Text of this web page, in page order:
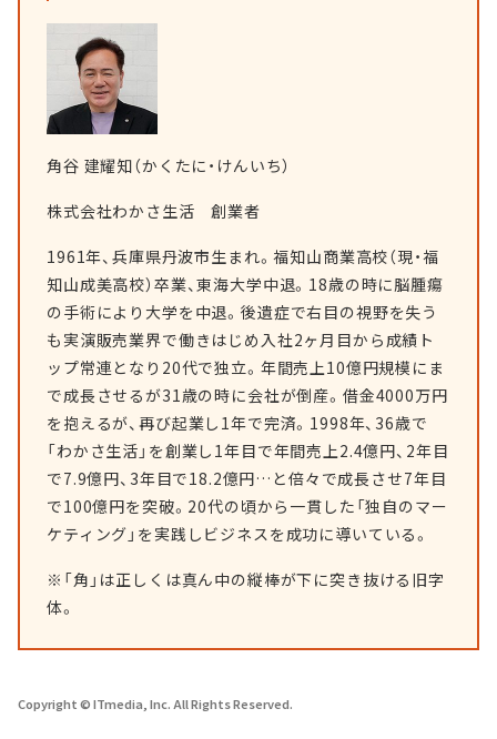
角谷 建耀知（かくたに・けんいち）
株式会社わかさ生活 創業者
1961年、兵庫県丹波市生まれ。福知山商業高校（現・福
知山成美高校）卒業、東海大学中退。18歳の時に脳腫瘍
の手術により大学を中退。後遺症で右目の視野を失う
も実演販売業界で働きはじめ入社2ヶ月目から成績ト
ップ常連となり20代で独立。年間売上10億円規模にま
で成長させるが31歳の時に会社が倒産。借金4000万円
を抱えるが、再び起業し1年で完済。1998年、36歳で
「わかさ生活」を創業し1年目で年間売上2.4億円、2年目
で7.9億円、3年目で18.2億円…と倍々で成長させ7年目
で100億円を突破。20代の頃から一貫した「独自のマー
ケティング」を実践しビジネスを成功に導いている。
※「角」は正しくは真ん中の縦棒が下に突き抜ける旧字
体。
Copyright © ITmedia, Inc. All Rights Reserved.